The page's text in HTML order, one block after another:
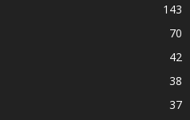
143
70
42
38
37